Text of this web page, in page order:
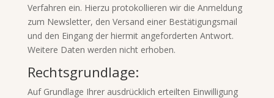
Verfahren ein. Hierzu protokollieren wir die Anmeldung
zum Newsletter, den Versand einer Bestätigungsmail
und den Eingang der hiermit angeforderten Antwort.
Weitere Daten werden nicht erhoben.
Rechtsgrundlage:
Auf Grundlage Ihrer ausdrücklich erteilten Einwilligung